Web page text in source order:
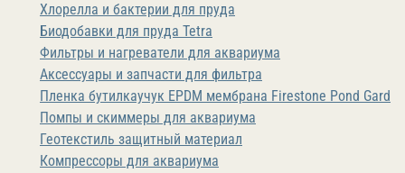
Хлорелла и бактерии для пруда
Биодобавки для пруда Tetra
Фильтры и нагреватели для аквариума
Аксессуары и запчасти для фильтра
Пленка бутилкаучук EPDM мембрана Firestone Pond Gard
Помпы и скиммеры для аквариума
Геотекстиль защитный материал
Компрессоры для аквариума